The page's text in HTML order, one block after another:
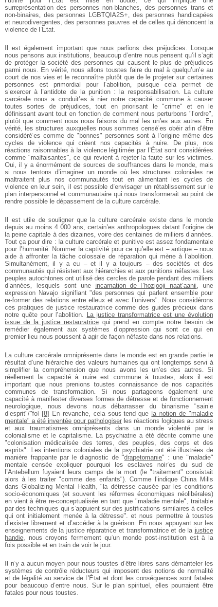
surreprésentation des personnes non-blanches, des personnes trans et
non-binaires, des personnes LGBTQIA2S+, des personnes handicapées
et neurodivergentes, des personnes pauvres et de celles qui dénoncent la
violence de l’État.
Il est également important que nous parlions des préjudices. Lorsque
nous pensons aux institutions, beaucoup d’entre nous pensent qu’il s’agit
de protéger la société des personnes qui causent le plus de préjudices
parmi nous. En vérité, nous allons toustes faire du mal à quelqu’un’e au
court de nos vies et le reconnaître plutôt que de le projeter sur certaines
personnes est primordial pour l’abolition, puisque cela permet de
s’exercer à l’antidote de la punition : la responsabilisation. La culture
carcérale nous a conduit’es à nier notre capacité commune à causer
toutes sortes de préjudices, tout en priorisant le "crime" et en le
définissant avant tout en fonction de comment nous perturbons "l’ordre",
plutôt que comment nous nous faisons du mal les un’es aux autres. En
vérité, les structures auxquelles nous sommes censé’es obéir afin d’être
considéré’es comme de "bonnes" personnes sont à l’origine même des
cycles de violence qui créent nos capacités à nuire. De plus, nos
réactions raisonnables à la violence légitimée par l’État sont considérées
comme "malfaisantes", ce qui revient à rejeter la faute sur les victimes.
Oui, il y a énormément de sources de souffrances dans le monde, mais
si nous tentons d’imaginer un monde où les structures coloniales ne
maltraitent plus nos communautés tout en alimentant les cycles de
violence en leur sein, il est possible d’envisager un rétablissement sur le
plan interpersonnel et communautaire qui nous transformerait au point de
rendre possible le dépassement de la culture carcérale.
Il est utile de souligner que la culture carcérale existe dans le monde
depuis au moins 4 000 ans, certain’es anthropologues datant l’origine de
la peine capitale à des dizaines, voire des centaines de milliers d’années.
Tout ça pour dire : la culture carcérale et punitive est assez fondamentale
pour l’humanité. Nommer la captivité pour ce qu’elle est – antique – nous
aide à affronter la tâche colossale de réparation qui mène à l’abolition.
Simultanément, il y a eu – et il y a toujours – des sociétés et des
communautés qui résistent aux hiérarchies et aux punitions néfastes. Les
peuples autochtones ont utilisé des cercles de parole pendant des milliers
d’années, lesquels sont une incarnation de l’hozjooji naat’aanii, une
expression Navajo signifiant "des personnes qui parlent ensemble pour
re-former des relations entre elleux et avec l’univers". Nous considérons
ces pratiques de justice restauratrice comme des guides précieux dans
notre quête pour l’abolition. La justice transformatrice est une évolution
issue de la justice restauratricequi prend en compte notre besoin de
remédier également aux systèmes d’oppression qui sont ce qui en
premier lieu nous poussent à agir de façon néfaste dans nos relations.
La culture carcérale omniprésente dans le monde est en grande partie le
résultat d’une hiérarchie des valeurs humaines qui ont longtemps servi à
simplifier la compréhension que nous avons les un’es des autres. Si
réellement la capacité à nuire est commune à toustes, alors il est
important que nous prenions toustes connaissance de nos capacités
communes de transformation. Si nous partageons également une
capacité à manifester diverses formes de détresse et de fonctionnement
neurologique, nous devons nous débarrasser du binarisme "sain’e
d’esprit"/"fol
[8] En revanche, cela sous-tend que la notion de "maladie
mentale" a été inventée pour pathologiser les réactions logiques au stress
et aux traumatismes omniprésents dans un monde violenté par le
colonialisme et le capitalisme. La psychiatrie a été décrite comme une
"colonisation médicalisée des terres, des peuples, des corps et des
esprits". Les intentions coloniales de la psychiatrie ont été illustrées de
manière frappante par le diagnostic de "drapetomanie" : une "maladie"
mentale censée expliquer pourquoi les esclaves noir’es du sud de
l’Antebellum fuyaient leurs camps de la mort (le "traitement" consistait
alors à les traiter "comme des enfants"). Comme l’indique China Mills
dans Globalizing Mental Health, "la détresse causée par les conditions
socio-économiques (et souvent les réformes économiques néolibérales)
en vient à être re-conceptualisée en tant que "maladie mentale", traitable
par des techniques qui s’appuient sur des justifications similaires à celles
qui ont initialement menée à la détresse". et nous permettre à toustes
d’exister librement et d’accéder à la guérison. En nous appuyant sur les
enseignements de la justice réparatrice et transformatrice et de la justice
handie, nous croyons fermement qu’un monde post-institution est à la
fois possible et en train de voir le jour.
Il n’y a aucun moyen pour nous toustes d’être libres sans démanteler les
systèmes de contrôle réducteurs qui imposent des notions de normalité
et de légalité au service de l’État et dont les conséquences sont fatales
pour beaucoup d’entre nous. Sur le plan spirituel, elles pourraient être
fatales pour nous toustes.